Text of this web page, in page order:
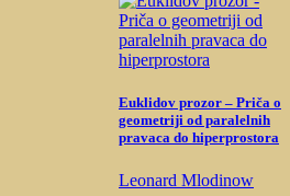
Euklidov prozor – Priča o
geometriji od paralelnih
pravaca do hiperprostora
Leonard Mlodinow